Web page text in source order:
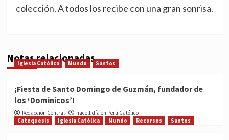
colección. A todos los recibe con una gran sonrisa.
Notas relacionadas
Iglesia Católica Mundo Santos
¡Fiesta de Santo Domingo de Guzmán, fundador de
los ‘Dominicos’!
Redacción Central
hace 1 día en Perú Católico
Catequesis
Iglesia Católica Mundo Recursos Santos